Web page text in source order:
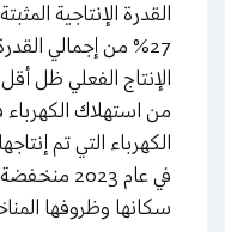
القدرة الإنتاجية
27% من إجمالي
الكهرباء التي تم
في عام
سكانها وظروفها